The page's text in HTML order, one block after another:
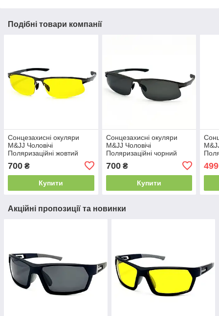
Подібні товари компанії
Сонцезахисні окуляри
M&JJ Чоловічі
Поляризаційні жовтий
700 ₴
Купити
Сонцезахисні окуляри
M&JJ Чоловічі
Поляризаційні чорний
700₴
Купити
499
Акційні пропозиції та новинки